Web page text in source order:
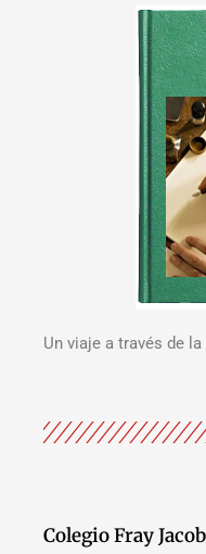
Un viaje a través de
Colegio Fray